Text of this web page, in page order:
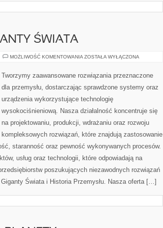
ŚWIATA
MOŻLIWOŚĆ KOMENTOWANIA CIEKAWOSTKI
ŚWIATA
ZOSTAŁA WYŁĄCZONA
Tworzymy zaawansowane rozwiązania przeznaczone
dla przemysłu, dostarczając sprawdzone systemy oraz
urządzenia wykorzystujące technologię
wysokociśnieniową. Nasza działalność koncentruje się
na projektowaniu, produkcji, wdrażaniu oraz rozwoju
kompleksowych rozwiązań, które znajdują zastosowanie
staranność oraz pewność wykonywanych procesów.
usług oraz technologii, które odpowiadają na
poszukujących niezawodnych rozwiązań
Świata i Historia Przemysłu. Nasza oferta […]